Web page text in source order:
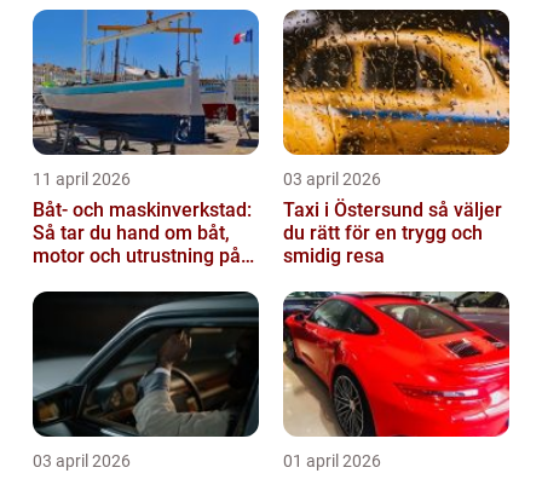
11 april 2026
Båt- och maskinverkstad:
Så tar du hand om båt,
motor och utrustning på
03 april 2026
Taxi i Östersund så väljer
du rätt för en trygg och
smidig resa
03 april 2026 01 april 2026